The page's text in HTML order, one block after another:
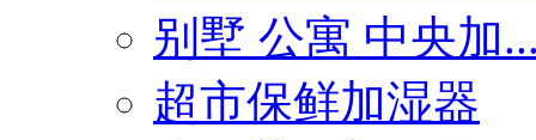
别墅 公寓 中央加
超市保鲜加湿器